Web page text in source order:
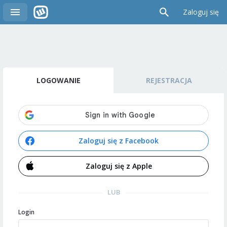
Zaloguj się
LOGOWANIE REJESTRACJA
Zaloguj się z Facebook
Zaloguj się z Apple
LUB
Login